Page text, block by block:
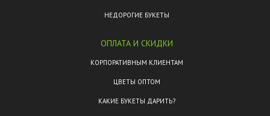
НЕДОРОГИЕ БУКЕТЫ
ОПЛАТА И СКИДКИ
КОРПОРАТИВНЫМ КЛИЕНТАМ
ЦВЕТЫ ОПТОМ
КАКИЕ БУКЕТЫ ДАРИТЬ?